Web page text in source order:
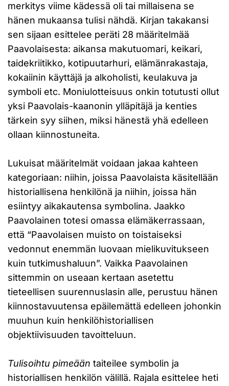
merkitys viime kädessä oli tai millaisena se
hänen mukaansa tulisi nähdä. Kirjan takakansi
sen sijaan esittelee peräti 28 määritelmää
Paavolaisesta: aikansa makutuomari, keikari,
taidekriitikko, kotipuutarhuri, elämänrakastaja,
kokaiinin käyttäjä ja alkoholisti, keulakuva ja
symboli etc. Moniulotteisuus onkin totutusti ollut
yksi Paavolais-kaanonin ylläpitäjä ja kenties
tärkein syy siihen, miksi hänestä yhä edelleen
ollaan kiinnostuneita.
Lukuisat määritelmät voidaan jakaa kahteen
kategoriaan: niihin, joissa Paavolaista käsitellään
historiallisena henkilönä ja niihin, joissa hän
esiintyy aikakautensa symbolina. Jaakko
Paavolainen totesi omassa elämäkerrassaan,
että “Paavolaisen muisto on toistaiseksi
vedonnut enemmän luovaan mielikuvitukseen
kuin tutkimushaluun”. Vaikka Paavolainen
sittemmin on useaan kertaan asetettu
tieteellisen suurennuslasin alle, perustuu hänen
kiinnostavuutensa epäilemättä edelleen johonkin
muuhun kuin henkilöhistoriallisen
objektiivisuuden tavoitteluun.
Tulisoihtu pimeään taiteilee symbolin ja
historiallisen henkilön välillä. Rajala esittelee heti